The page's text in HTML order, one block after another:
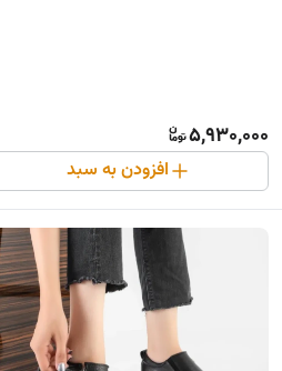
5,930,000
افزودن به سبد